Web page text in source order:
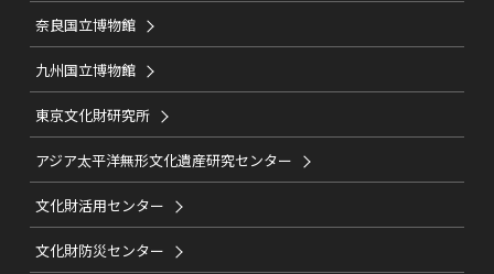
奈良国立博物館
九州国立博物館
東京文化財研究所
アジア太平洋無形文化遺産研究センター
文化財活用センター
文化財防災センター